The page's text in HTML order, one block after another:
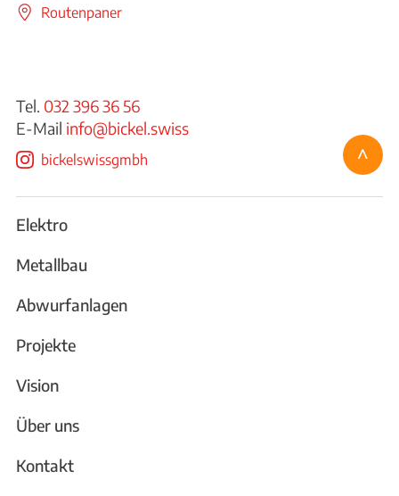
Routenpaner
Tel. 032 396 36 56
E-Mail info@bickel.swiss
bickelswissgmbh
Elektro
Metallbau
Abwurfanlagen
Projekte
Vision
Über uns
Kontakt
^